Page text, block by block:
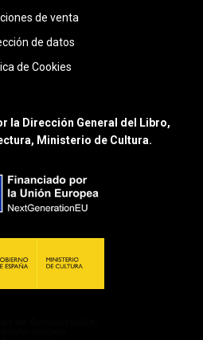
de venta
de datos
de Cookies
la Dirección General del Libro,
Ministerio de Cultura.